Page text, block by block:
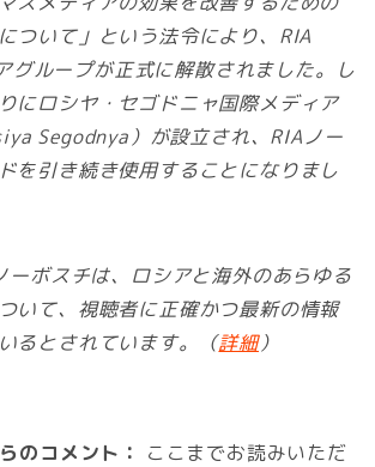
ついて」という法令により、RIA
ループが正式に解散されました。し
にロシヤ・セゴドニャ国際メディア
Segodnya）が設立され、RIAノー
を引き続き使用することになりまし
ーボスチは、ロシアと海外のあらゆる
いて、視聴者に正確かつ最新の情報
るとされています。（詳細）
のコメント：
ここまでお読みいただ